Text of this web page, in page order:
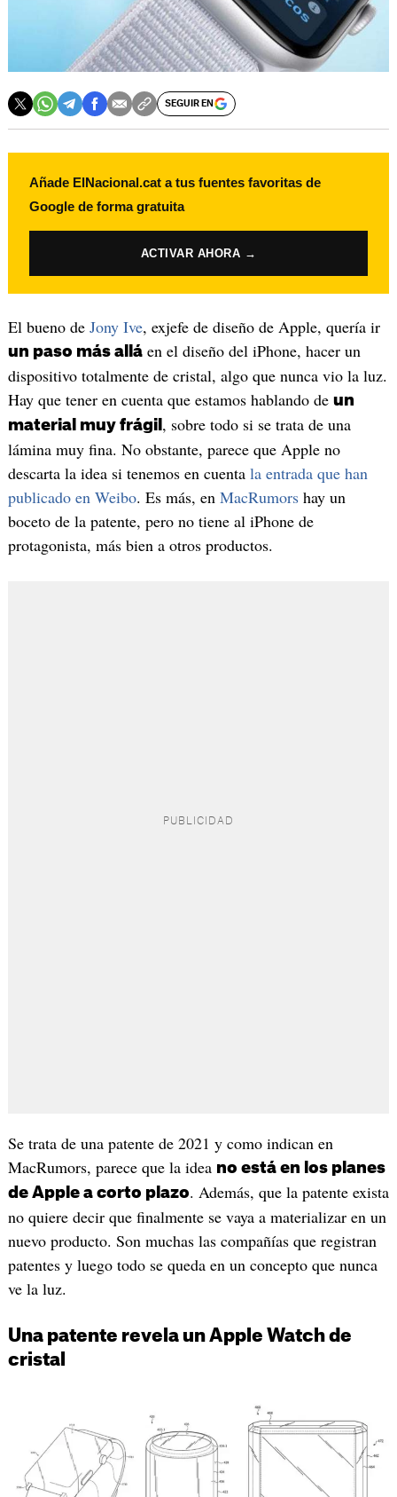
SEGUIR EN
Añade ElNacional.cat a tus fuentes favoritas de
Google de forma gratuita
ACTIVAR AHORA →
El bueno de Jony Ive, exjefe de diseño de Apple, quería ir
un paso más alláen el diseño del iPhone, hacer un
dispositivo totalmente de cristal, algo que nunca vio la luz.
Hay que tener en cuenta que estamos hablando de un
material muy frágil , sobre todo si se trata de una
lámina muy fina. No obstante, parece que Apple no
descarta la idea si tenemos en cuenta la entrada que han
publicado en Weibo. Es más, en MacRumorshay un
boceto de la patente, pero no tiene al iPhone de
protagonista, más bien a otros productos.
Se trata de una patente de 2021 y como indican en
MacRumors, parece que la idea no está en los planes
de Apple a corto plazo. Además, que la patente exista
no quiere decir que finalmente se vaya a materializar en un
nuevo producto. Son muchas las compañías que registran
patentes y luego todo se queda en un concepto que nunca
ve la luz.
Una patente revela un Apple Watch de
cristal